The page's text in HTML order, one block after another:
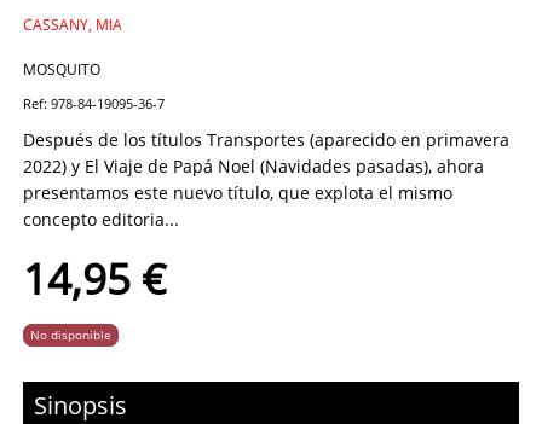
CASSANY, MIA
MOSQUITO
Ref: 978-84-19095-36-7
Después de los títulos Transportes (aparecido en primavera
2022) y El Viaje de Papá Noel (Navidades pasadas), ahora
presentamos este nuevo título, que explota el mismo
concepto editoria...
14,95 €
No disponible
Sinopsis